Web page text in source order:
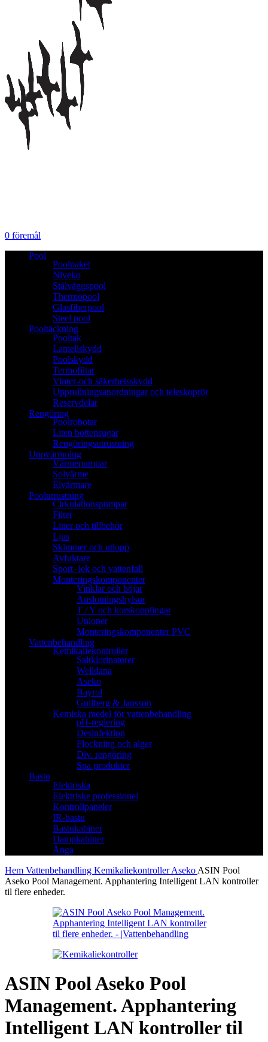
0 föremål
Pool
Poolpaket
Niveko
Stålväggspool
Thermopool
Glasfiberpool
Steel pool
Pooltäckning
Pooltak
Lamellskydd
Poolskydd
Termofiltar
Vinter-och säkerhetsskydd
Upprullningsanordningar och teleskoprör
Reservdelar
Rengöring
Poolrobotar
Liten bottensugar
Rengöringsutrustning
Uppvärmning
Värmepumpar
Solvärme
Elvärmare
Poolutrustning
Cirkulationspumpar
Filter
Liner och tillbehör
Ljus
Skimmer och utlopp
Avfuktare
Sport- lek och vattenfall
Monteringskomponenter
Vinklar och böjar
Anslutningshylsor
T / Y och korskopplingar
Unioner
Monteringskomponenter PVC
Vattenbehandling
Kemikaliekontroller
Saltklorinatorer
Welldana
Aseko
Bayrol
Gullberg & Jansson
Kemiska medel för vattenbehandling
pH-reglering
Desinfektion
Flockning och alger
Div. rengöring
Spa produkter
Bastu
Elektriska
Elektriske professionel
Kontrollpaneler
IR-bastu
Bastukabiner
Dampkabiner
Ånga
Hem Vattenbehandling KemikaliekontrollerAseko ASIN Pool
Aseko Pool Management. Apphantering Intelligent LAN kontroller
til flere enheder.
ASIN Pool Aseko Pool
Management. Apphantering
Intelligent LAN kontroller til